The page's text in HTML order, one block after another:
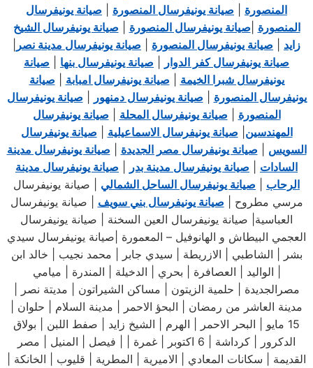
المنصورة
صيانة يونيفرسال المنصورة
صيانة يونيفرسال
المنصورة صيانة يونيفرسال المنصورة
صيانة يونيفرسال الشيخ
زايد
صيانة يونيفرسال المنصورة صيانة يونيفرسال مدينة نصر
صيانة يونيفرسال كفر الدوار
صيانة يونيفرسال بنها
صيانة
يونيفرسال شبرا الخيمة
صيانة يونيفرسال امبابة
صيانة
يونيفرسال المنصورة
صيانة يونيفرسال دمنهور
صيانة يونيفرسال
المنصورة
صيانة يونيفرسال المحلة
صيانة يونيفرسال
المهندسين صيانة يونيفرسال الاسماعيلية
صيانة يونيفرسال
السويس
صيانة يونيفرسال مصر الجديدة
صيانة يونيفرسال مدينة
السادات
صيانة يونيفرسال مدينة بدر
صيانة يونيفرسال مدينة
الرحاب
صيانة يونيفرسال الساحل الشمالي | صيانة يونيفرسال
مرسي مطروح | صيانة يونيفرسال بني سويف | صيانة يونيفرسال
العباسية| صيانة يونيفرسال العين السخنة | صيانة يونيفرسال
العجمي البيطاش و الهانوفيل – المعمورة |صيانة يونيفرسال سيدي
بشر | الشاطبي | الازريطة | سيدي جابر | محمد نجيب | خالد ابن
مصرالجديدة | حلمية الزيتون | مساكن الشيراتون | مديتة نصر |
مدينة العاشر من رمضان | البحؤ الاحمر | مدينة السلام | حلوان |
15 مايو | البحر الاحمر | الهرم | الشيخ زايد | صفط اللبن | بولاق
الدكرور | كرداشة | 6 اكتوبر | غمرة | | فيصل | المنيل | مصر
القديمة | سكانات المعادي | الاميرية | المطرية | قليوب | الخانكة |